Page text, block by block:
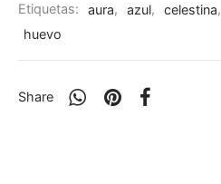
Etiquetas:
aura, azul, celestina,
huevo
Share